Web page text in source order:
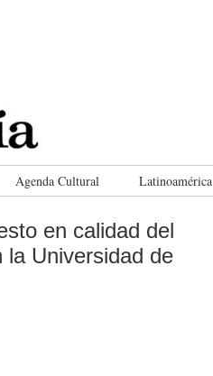
Agenda Cultural Latinoamérica
en calidad del
Universidad de